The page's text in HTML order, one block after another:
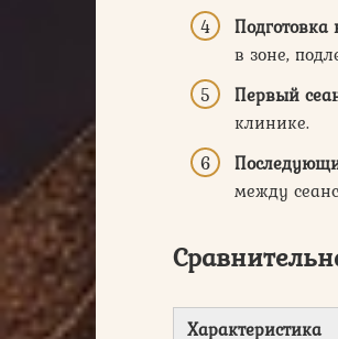
Подготовка
в зоне,
Первый
клинике.
между
Характеристика